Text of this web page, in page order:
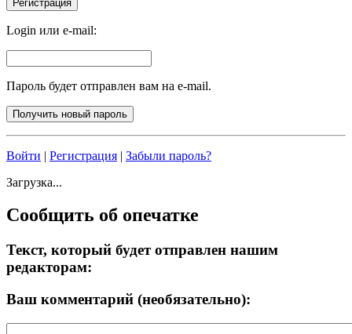
Login или e-mail:
Пароль будет отправлен вам на e-mail.
Войти | Регистрация | Забыли пароль?
Загрузка...
Сообщить об опечатке
Текст, который будет отправлен нашим
редакторам:
Ваш комментарий (необязательно):